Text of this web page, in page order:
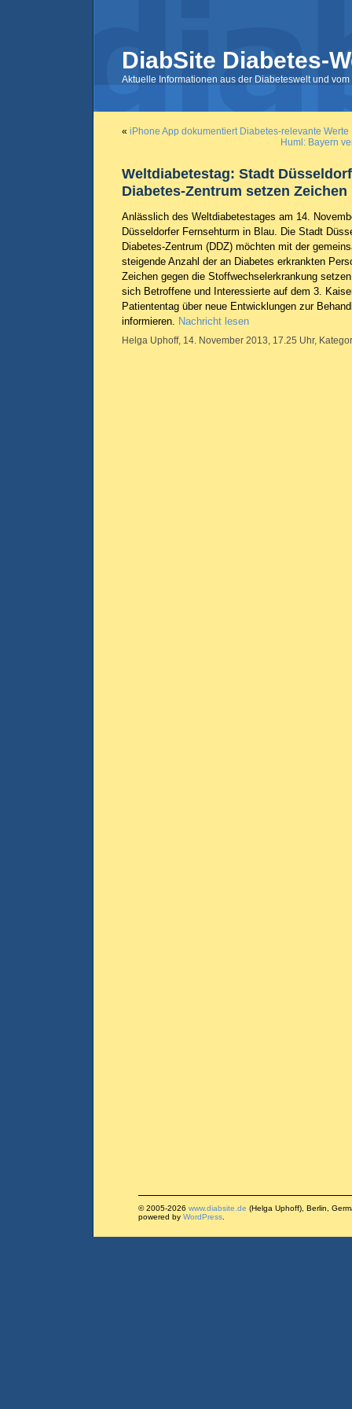
DiabSite Diabetes-
Aktuelle Informationen aus der Diabeteswelt und
« iPhone App dokumentiert Diabetes-relevante Werte
Huml: Bayern
Weltdiabetestag: Stadt
Diabetes-Zentrum setzen Zeichen
Anlässlich des Weltdiabetestages am 14.
Düsseldorfer Fernsehturm in Blau. Die Stadt
Diabetes-Zentrum (DDZ) möchten mit der
steigende Anzahl der an Diabetes erkrankten
Zeichen gegen die Stoffwechselerkrankung
sich Betroffene und Interessierte auf dem 3.
Patiententag über neue Entwicklungen zur
informieren. Nachricht lesen
Helga Uphoff, 14. November 2013, 17.25 Uhr,
© 2005-2026 www.diabsite.de (Helga Uphoff), Berlin,
powered by WordPress.